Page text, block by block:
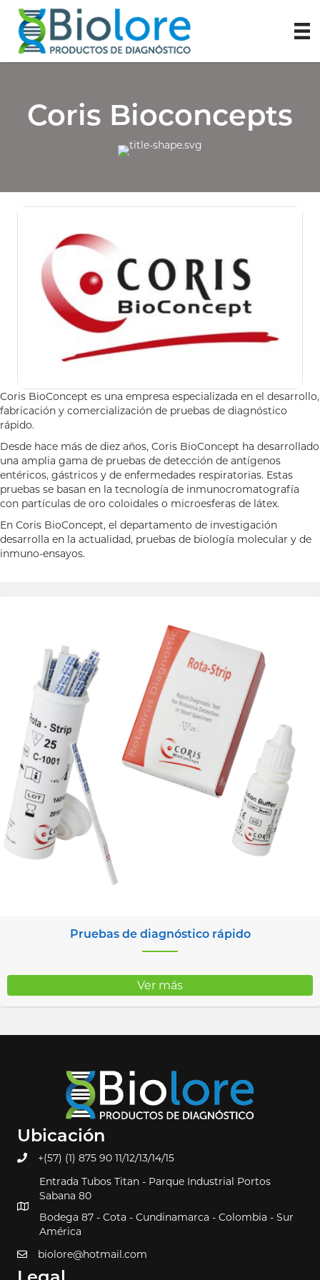
Coris Bioconcepts
Coris BioConcept es una empresa especializada en el desarrollo,
fabricación y comercialización de pruebas de diagnóstico
rápido.
Desde hace más de diez años, Coris BioConcept ha desarrollado
una amplia gama de pruebas de detección de antígenos
entéricos, gástricos y de enfermedades respiratorias. Estas
pruebas se basan en la tecnología de inmunocromatografía
con partículas de oro coloidales o microesferas de látex.
En Coris BioConcept, el departamento de investigación
desarrolla en la actualidad, pruebas de biología molecular y de
inmuno-ensayos.
Pruebas de diagnóstico rápido
Ver más
Ubicación
+(57) (1) 875 90 11/12/13/14/15
Entrada Tubos Titan - Parque Industrial Portos
Sabana 80
Bodega 87 - Cota - Cundinamarca - Colombia - Sur
América
biolore@hotmail.com